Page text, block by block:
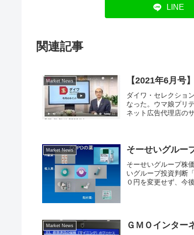
LINE
関連記事
Market News 【2021年6月号
ダイワ・セレクショ
なった。ウマ娘プリ
ネット広告代理店の
Market News そーせいグルー
そーせいグループ株
いグループ投資判断
０円を変更せず、今
Market News ＧＭＯインター